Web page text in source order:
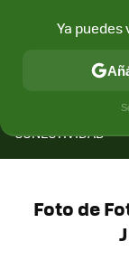
CONECTIVIDAD
Foto de
Ya puedes